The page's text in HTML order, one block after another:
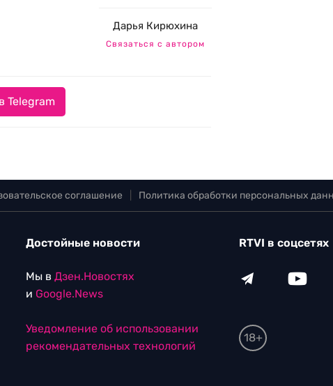
Дарья Кирюхина
Связаться с автором
Telegram
соглашение Политика обработки персональных
Достойные новости
Мы в Дзен.Новостях
и Google.News
Уведомление об использовании
рекомендательных технологий
RTVI в соцсетях
18+